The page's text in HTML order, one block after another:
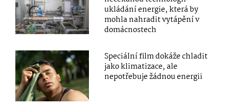
ukládání energie, která by
mohla nahradit vytápění v
domácnostech
Speciální film dokáže chladit
jako klimatizace, ale
nepotřebuje žádnou energii